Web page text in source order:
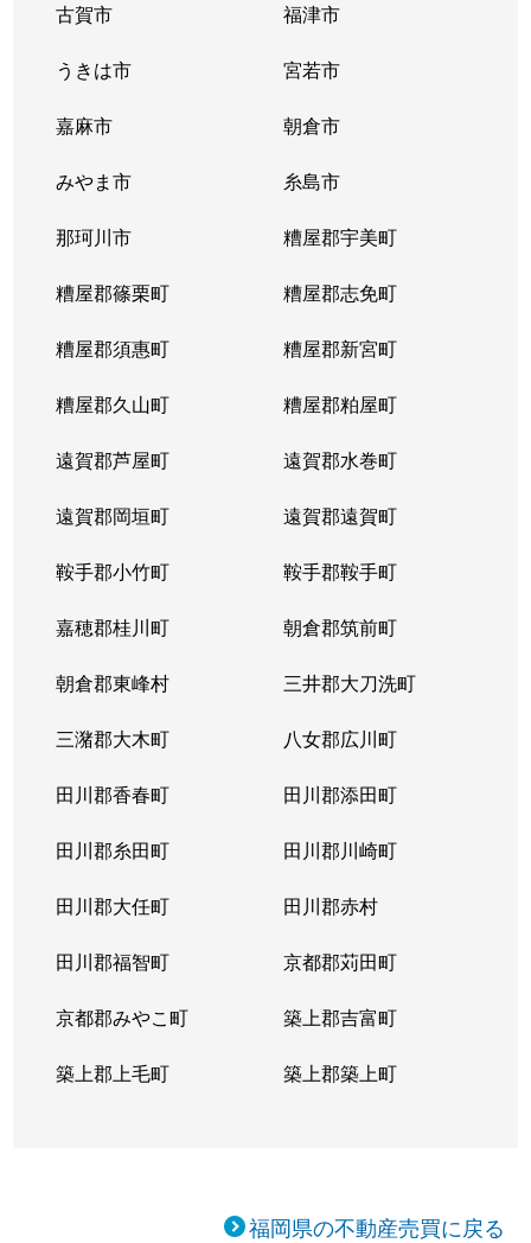
古賀市 福津市
うきは市 宮若市
嘉麻市 朝倉市
みやま市 糸島市
那珂川市 糟屋郡宇美町
糟屋郡篠栗町 糟屋郡志免町
糟屋郡須惠町 糟屋郡新宮町
糟屋郡久山町 糟屋郡粕屋町
遠賀郡芦屋町 遠賀郡水巻町
遠賀郡岡垣町 遠賀郡遠賀町
鞍手郡小竹町 鞍手郡鞍手町
嘉穂郡桂川町 朝倉郡筑前町
朝倉郡東峰村 三井郡大刀洗町
三潴郡大木町 八女郡広川町
田川郡香春町 田川郡添田町
田川郡糸田町 田川郡川崎町
田川郡大任町 田川郡赤村
田川郡福智町 京都郡苅田町
京都郡みやこ町 築上郡吉富町
築上郡上毛町 築上郡築上町
福岡県の不動産売買に戻る